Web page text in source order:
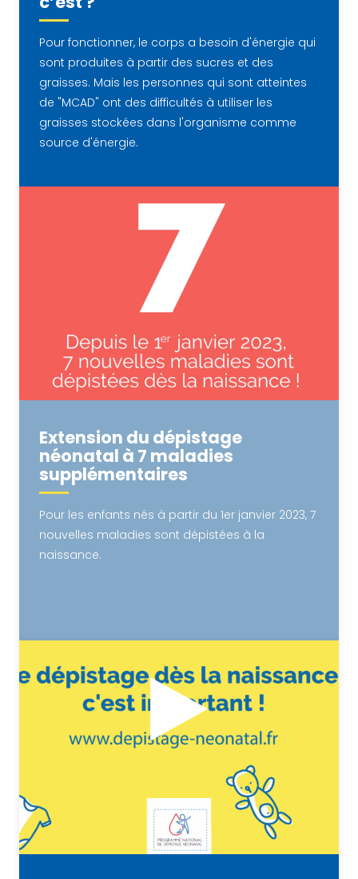
Pour fonctionner, le corps a besoin d'énergie qui
sont produites à partir des sucres et des
graisses. Mais les personnes qui sont atteintes
de "MCAD" ont des difficultés à utiliser les
graisses stockées dans l'organisme comme
source d'énergie.
Extension du dépistage
néonatal à 7 maladies
supplémentaires
Pour les enfants nés à partir du 1er janvier 2023, 7
nouvelles maladies sont dépistées à la
naissance.